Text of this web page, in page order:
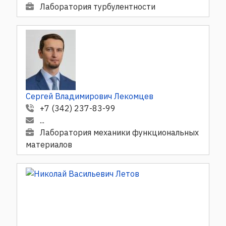
Лаборатория турбулентности
Сергей Владимирович Лекомцев
+7 (342) 237-83-99
...
Лаборатория механики функциональных
материалов